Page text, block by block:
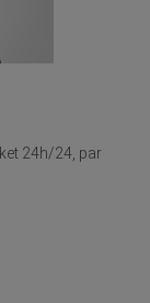
24h/24, par